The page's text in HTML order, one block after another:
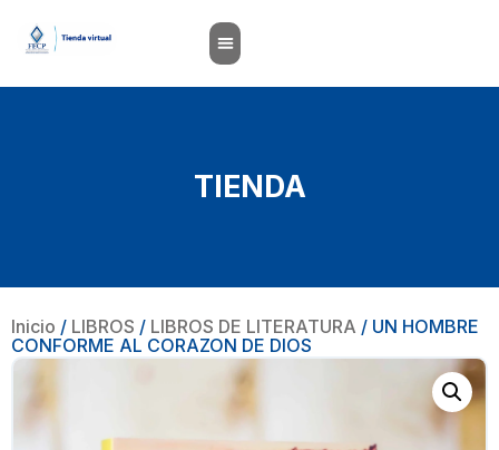
TIENDA
Inicio / LIBROS / LIBROS DE LITERATURA / UN HOMBRE
CONFORME AL CORAZON DE DIOS